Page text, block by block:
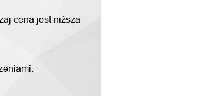
cena jest niższa